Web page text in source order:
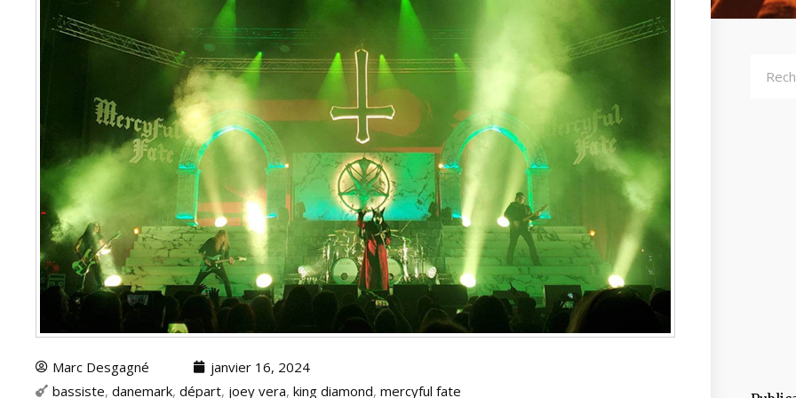
Marc Desgagné
janvier 16, 2024
bassiste, danemark, départ, joey vera, king diamond, mercyful fate